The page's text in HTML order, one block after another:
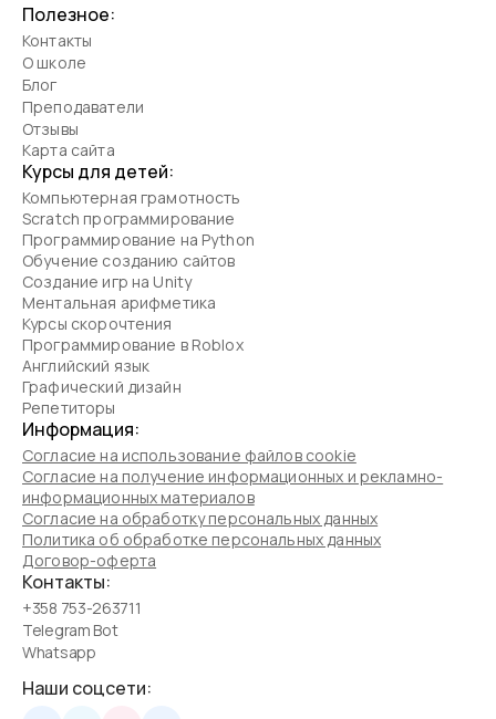
Полезное:
Контакты
О школе
Блог
Преподаватели
Отзывы
Карта сайта
Курсы для детей:
Компьютерная грамотность
Scratch программирование
Программирование на Python
Обучение созданию сайтов
Создание игр на Unity
Ментальная арифметика
Курсы скорочтения
Программирование в Roblox
Английский язык
Графический дизайн
Репетиторы
Информация:
Согласие на использование файлов cookie
Согласие на получение информационных и рекламно-
информационных материалов
Согласие на обработку персональных данных
Политика об обработке персональных данных
Договор-оферта
Контакты:
+358 753-263711
Telegram Bot
Whatsapp
Наши соцсети: